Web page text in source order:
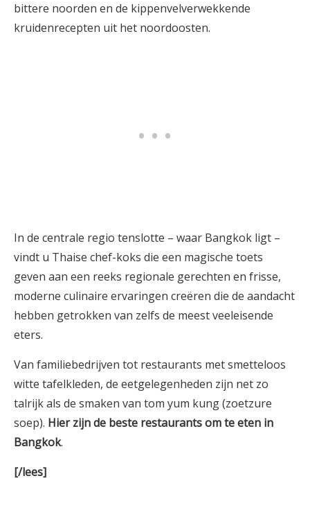
bittere noorden en de kippenvelverwekkende
kruidenrecepten uit het noordoosten.
In de centrale regio tenslotte – waar Bangkok ligt –
vindt u Thaise chef-koks die een magische toets
geven aan een reeks regionale gerechten en frisse,
moderne culinaire ervaringen creëren die de aandacht
hebben getrokken van zelfs de meest veeleisende
eters.
Van familiebedrijven tot restaurants met smetteloos
witte tafelkleden, de eetgelegenheden zijn net zo
talrijk als de smaken van tom yum kung (zoetzure
soep). Hier zijn de beste restaurants om te eten in
Bangkok.
[/lees]